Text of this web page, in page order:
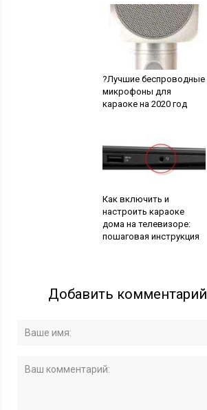
?Лучшие беспроводные
микрофоны для
караоке на 2020 год
Как включить и
настроить караоке
дома на телевизоре:
пошаговая инструкция
Добавить комментарий